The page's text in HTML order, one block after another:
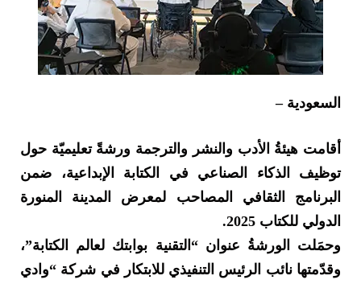
السعودية –
أقامت هيئةُ الأدب والنشر والترجمة ورشةً تعليميّة حول
توظيف الذكاء الصناعي في الكتابة الإبداعية، ضمن
البرنامج الثقافي المصاحب لمعرض المدينة المنورة
الدولي للكتاب 2025.
وحمَلت الورشةُ عنوان “التقنية بوابتك لعالم الكتابة”،
وقدّمتها نائب الرئيس التنفيذي للابتكار في شركة “وادي